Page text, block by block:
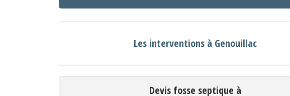
Les interventions à Genouillac
Devis fosse septique à